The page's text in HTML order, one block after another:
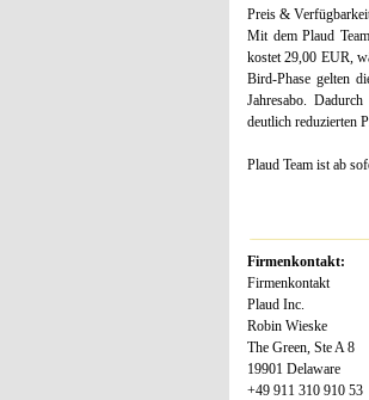
Preis &
Mit dem Plaud
kostet 29,00 EUR,
Bird-Phase gelten
Jahresabo.
deutlich reduzierten
Plaud Team ist ab
Firmenkontakt:
Firmenkontakt
Plaud Inc.
Robin Wieske
The Green, Ste A 8
19901 Delaware
+49 911 310 910 53